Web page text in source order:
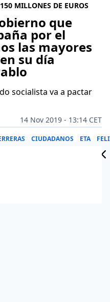
MILLONES DE EUROS
que
por el
las mayores
su día
socialista va a pactar
14 Nov 2019 - 13:14 CET
CIUDADANOS ETA